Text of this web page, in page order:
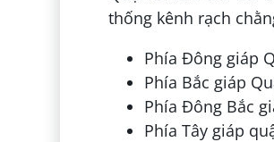
thống kênh rạch
Phía Đông giáp
Phía Bắc giáp
Phía Đông Bắc
Phía Tây giáp